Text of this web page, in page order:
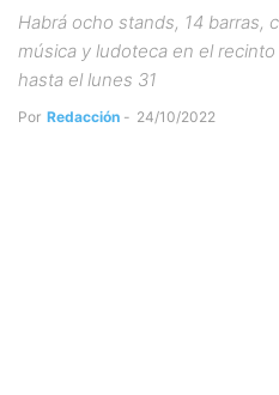
Habrá ocho stands, 14 barras,
música y ludoteca en el
hasta el lunes 31
Por Redacción - 24/10/2022